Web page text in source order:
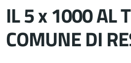
IL 5 x 1000 AL
COMUNE DI